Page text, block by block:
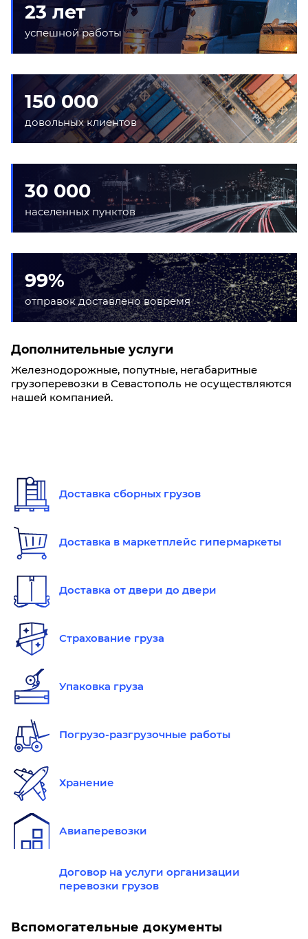
23 лет
успешной работы
150 000
довольных клиентов
30 000
населенных пунктов
99%
отправок доставлено вовремя
Дополнительные услуги
Железнодорожные, попутные, негабаритные
грузоперевозки в Севастополь не осуществляются
нашей компанией.
Доставка сборных грузов
Доставка в маркетплейс гипермаркеты
Доставка от двери до двери
Страхование груза
Упаковка груза
Погрузо-разгрузочные работы
Хранение
Авиаперевозки
Договор на услуги организации
перевозки грузов
Вспомогательные документы